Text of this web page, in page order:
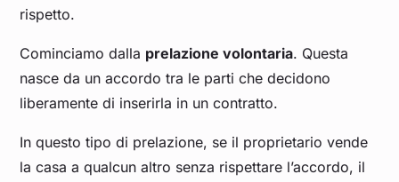
rispetto.
Cominciamo dalla prelazione volontaria. Questa
nasce da un accordo tra le parti che decidono
liberamente di inserirla in un contratto.
In questo tipo di prelazione, se il proprietario vende
la casa a qualcun altro senza rispettare l’accordo, il